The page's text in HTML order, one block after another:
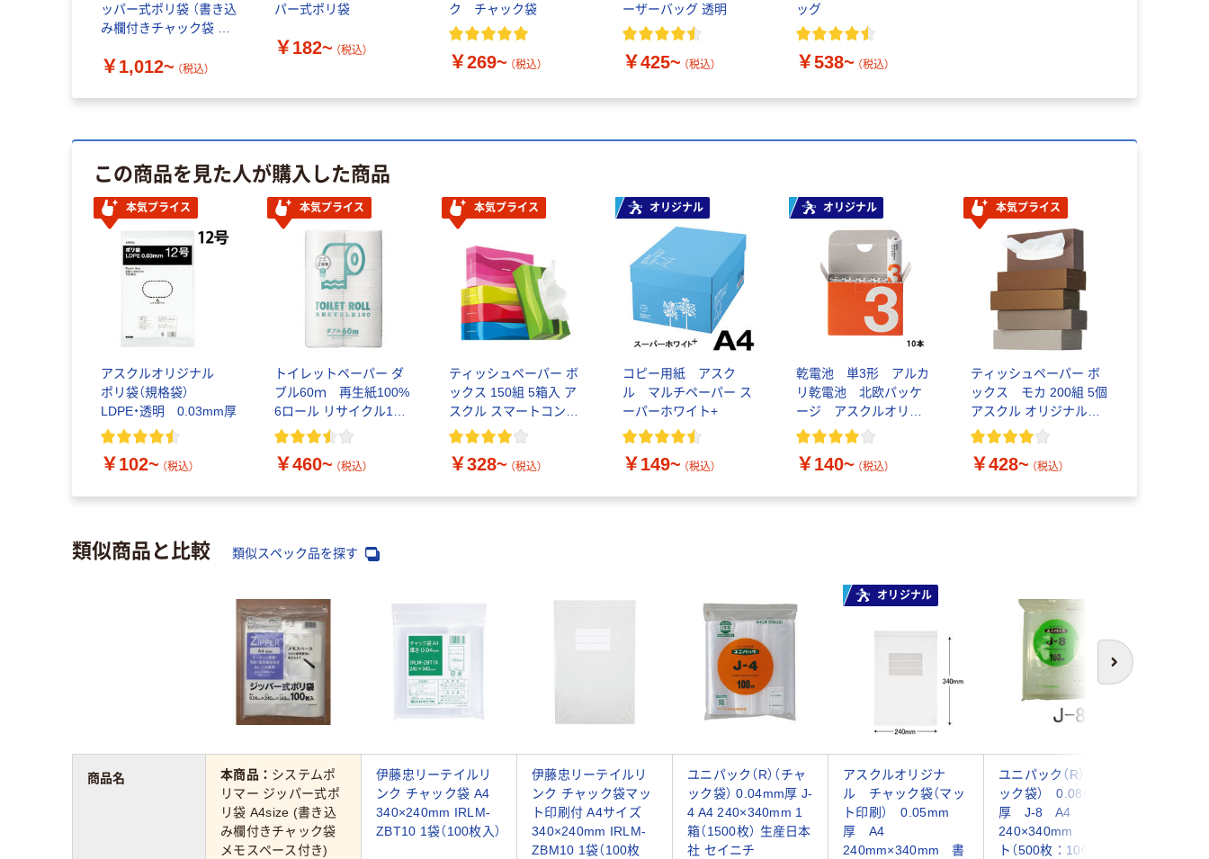
ッパー式ポリ袋 （書き込
み欄付きチャック袋 メ
￥1,012~ （税込）
パー式ポリ袋
￥182~ （税込）
ク チャック袋
￥269~ （税込）
ーザーバッグ 透明
￥425~ （税込）
ッグ
￥538~ （税込）
この商品を見た人が購入した商品
本気プライス
アスクルオリジナル
ポリ袋（規格袋）
LDPE・透明 0.03mm厚
￥102~ （税込）
本気プライス
トイレットペーパー ダ
ブル60ｍ 再生紙100%
6ロール リサイクル100
芯あり FSC認証
￥460~ （税込）
本気プライス
ティッシュペーパー ボ
ックス 150組 5箱入 ア
スクル スマートコンパ
クト ビビッド PEFC認
￥328~ （税込）
オリジナル
コピー用紙 アスク
ル マルチペーパー ス
ーパーホワイト+
￥149~ （税込）
オリジナル
乾電池 単3形 アルカ
リ乾電池 北欧パッケ
ージ アスクルオリジ
ナル
￥140~ （税込）
本気プライス
ティッシュペーパー ボ
ックス モカ 200組 5個
アスクル オリジナルテ
ィッシュ PEFC認証
￥428~ （税込）
類似商品と比較 類似スペック品を探す
次へ
オリジナル
本商品： システムポ
リマー ジッパー式ポ
リ袋 A4size (書き込
み欄付きチャック袋
メモスペース付き)
伊藤忠リーテイルリ
ンク チャック袋 A4
340×240mm IRLM-
ZBT10 1袋（100枚入）
伊藤忠リーテイルリ
ンク チャック袋マッ
ト印刷付 A4サイズ
340×240mm IRLM-
ZBM10 1袋（100枚
ユニパック（R）（チャ
ック袋） 0.04mm厚 J-
4 A4 240×340mm 1
箱（1500枚） 生産日本
社 セイニチ
アスクルオリジナ
ル チャック袋（マッ
ト印刷） 0.05mm
厚 A4
240mm×340mm 書
ユニパック（R）（チャ
ック袋） 0.08mm
厚 J-8 A4
240×340mm 1セッ
ト（500枚：100枚入
商品名